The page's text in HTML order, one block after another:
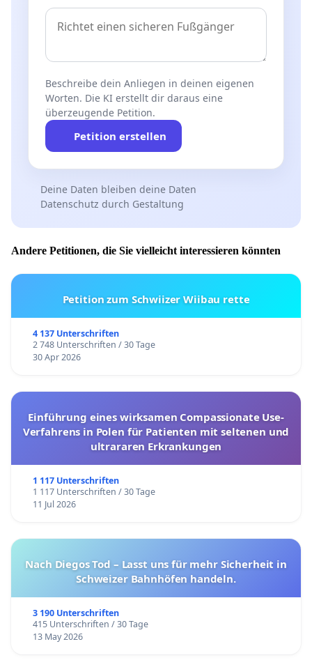
Beschreibe dein Anliegen in deinen eigenen
Worten. Die KI erstellt dir daraus eine
überzeugende Petition.
Petition erstellen
Deine Daten bleiben deine Daten
Datenschutz durch Gestaltung
Andere Petitionen, die Sie vielleicht interessieren könnten
Petition zum Schwiizer Wiibau rette
4 137 Unterschriften
2 748 Unterschriften / 30 Tage
30 Apr 2026
Einführung eines wirksamen Compassionate Use-
Verfahrens in Polen für Patienten mit seltenen und
ultrararen Erkrankungen
1 117 Unterschriften
1 117 Unterschriften / 30 Tage
11 Jul 2026
Nach Diegos Tod – Lasst uns für mehr Sicherheit in
Schweizer Bahnhöfen handeln.
3 190 Unterschriften
415 Unterschriften / 30 Tage
13 May 2026